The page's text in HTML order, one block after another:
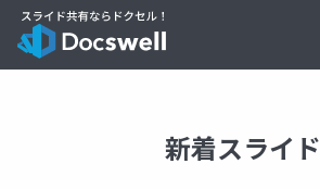
新着スライド